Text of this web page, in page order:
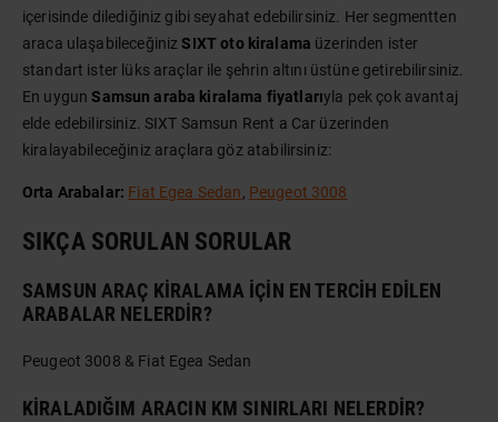
içerisinde dilediğiniz gibi seyahat edebilirsiniz. Her segmentten
araca ulaşabileceğinizSIXT oto kiralama üzerinden ister
standart ister lüks araçlar ile şehrin altını üstüne getirebilirsiniz.
En uygunSamsun araba kiralama fiyatlarıyla pek çok avantaj
elde edebilirsiniz. SIXT Samsun Rent a Car üzerinden
kiralayabileceğiniz araçlara göz atabilirsiniz:
Orta Arabalar: Fiat Egea Sedan, Peugeot 3008
SIKÇA SORULAN SORULAR
SAMSUN ARAÇ KIRALAMA IÇIN EN TERCIH EDILEN
ARABALAR NELERDIR?
Peugeot 3008 & Fiat Egea Sedan
KIRALADIĞIM ARACIN KM SINIRLARI NELERDIR?